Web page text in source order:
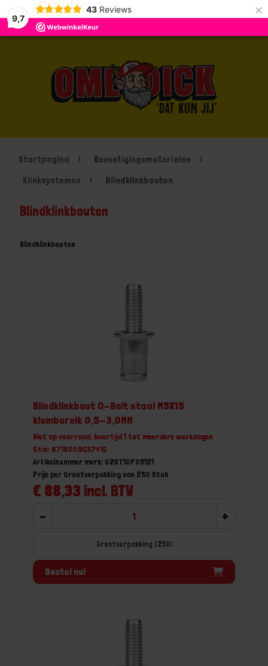
9,7
43 Reviews ×
Startpagina
Bevestigingsmaterialen
Klinksystemen
Blindklinkbouten
Blindklinkbouten
Blindklinkbouten
Blindklinkbout Q-Bolt staal M5X15
klembereik 0,5-3,0MM
Niet op voorraad, levertijd 1 tot meerdere werkdagen
Gtin: 8718009657416
Artikelnummer merk: 02ST10F05121
€ 88,33 incl. BTW
Prijs per Grootverpakking van 250 Stuk
- +
Grootverpakking (250)
Bestel nu!